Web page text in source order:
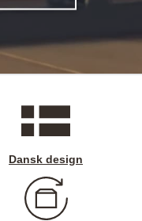
Dansk design